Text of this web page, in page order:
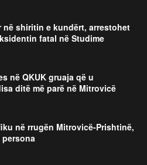
në shiritin e kundërt, arrestohet
fatal në Studime
në QKUK gruaja që u
ditë më parë në Mitrovicë
në rrugën Mitrovicë-Prishtinë,